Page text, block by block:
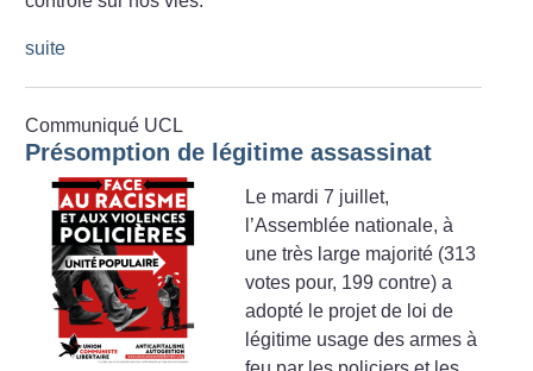
suite
Communiqué UCL
Présomption de légitime assassinat
Le mardi 7 juillet,
l’Assemblée nationale, à
une très large majorité (313
votes pour, 199 contre) a
adopté le projet de loi de
légitime usage des armes à